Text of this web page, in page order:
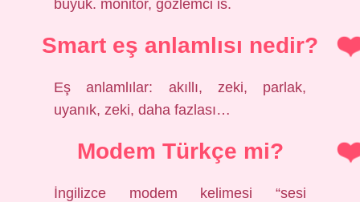
büyük. monitör, gözlemci is.
Smart eş anlamlısı nedir?
Eş anlamlılar: akıllı, zeki, parlak,
uyanık, zeki, daha fazlası…
Modem Türkçe mi?
İngilizce modem kelimesi “sesi